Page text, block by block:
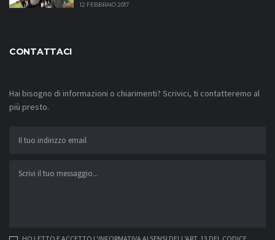
12 FEBBRAIO 2017
CONTATTACI
Hai bisogno di informazioni o chiarimenti? Scrivici, ti contatteremo al
più presto.